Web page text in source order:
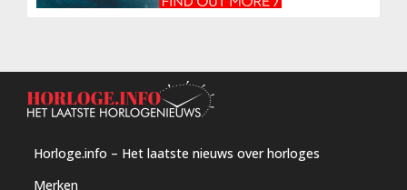
Horloge.info – Het laatste nieuws over horloges
Merken